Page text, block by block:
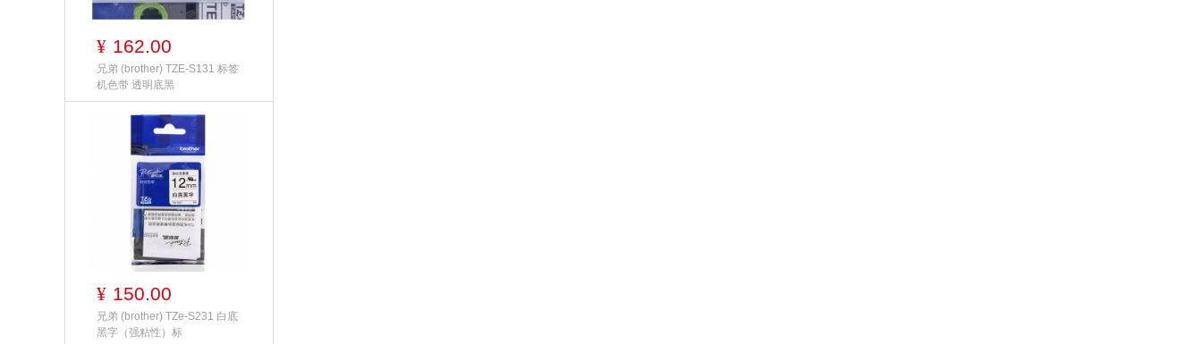
¥ 162.00
兄弟 (brother) TZE-S131 标签
机色带 透明底黑
¥ 150.00
兄弟 (brother) TZe-S231 白底
黑字（强粘性）标